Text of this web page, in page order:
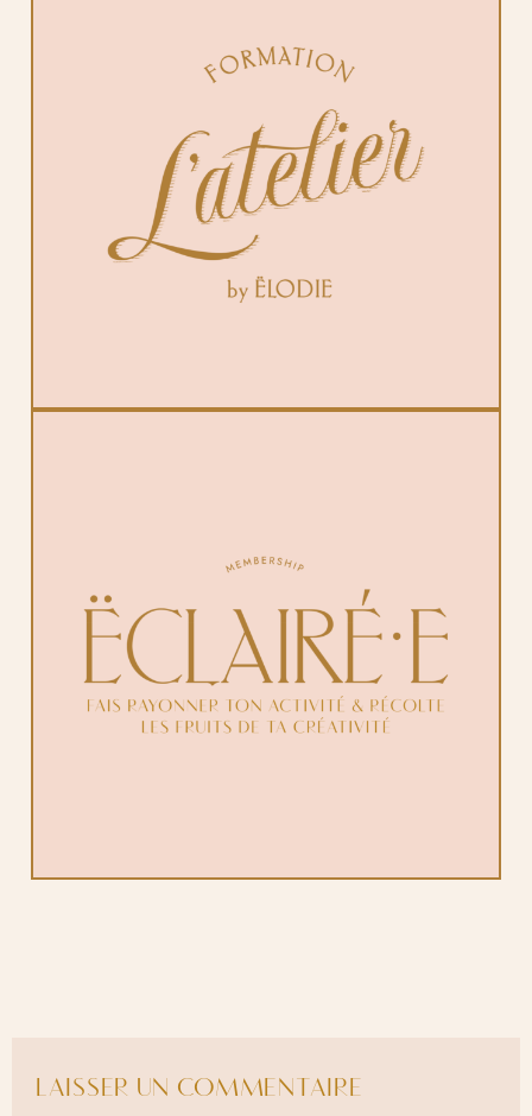
LAISSER UN COMMENTAIRE